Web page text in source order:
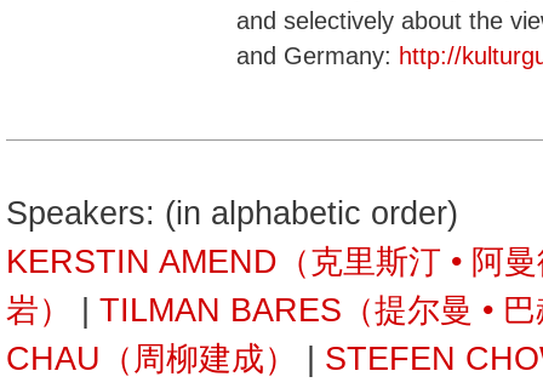
and selectively about the
and Germany: http://
Speakers: (in alphabetic order)
KERSTIN AMEND（克里斯汀 • 阿
岩）
TILMAN BARES（提尔曼 •
CHAU（周柳建成）
STEFEN